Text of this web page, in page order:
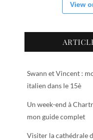
View
Swann et Vincent :
italien dans le 15è
Un week-end à
mon guide complet
Visiter la cathédrale